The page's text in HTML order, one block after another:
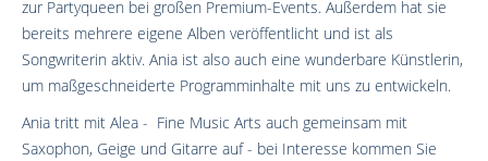
zur Partyqueen bei großen Premium-Events. Außerdem hat sie
bereits mehrere eigene Alben veröffentlicht und ist als
Songwriterin aktiv. Ania ist also auch eine wunderbare Künstlerin,
um maßgeschneiderte Programminhalte mit uns zu entwickeln.
Ania tritt mit Alea - Fine Music Arts auch gemeinsam mit
Saxophon, Geige und Gitarre auf - bei Interesse kommen Sie